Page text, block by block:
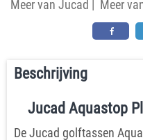
Meer van Jucad | Meer
Beschrijving
Jucad Aquastop
De Jucad golftassen